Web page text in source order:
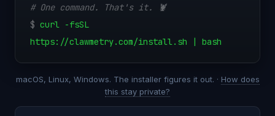
# One command. That's it. 🦞
$ curl -fsSL
https://clawmetry.com/install.sh | bash
macOS, Linux, Windows. The installer figures it out. · How does
this stay private?